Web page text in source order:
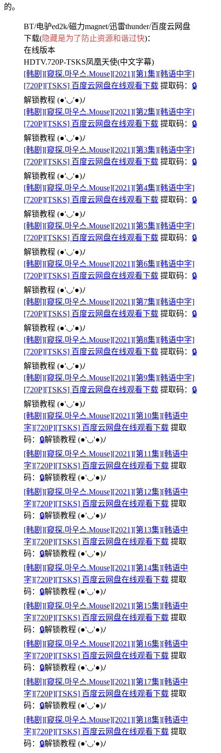
的。
BT/电驴ed2k/磁力magnet/迅雷thunder/百度云网盘
下载(隐藏是为了防止资源和谐过快)：
在线版本
HDTV.720P-TSKS凤凰天使(中文字幕)
[韩剧][窥探.마우스.Mouse][2021][第1集][韩语中字]
[720P][TSKS] 百度云网盘在线观看下载 提取码： 🔒
解锁教程 (●'◡'●)ﾉ
[韩剧][窥探.마우스.Mouse][2021][第2集][韩语中字]
[720P][TSKS] 百度云网盘在线观看下载 提取码： 🔒
解锁教程 (●'◡'●)ﾉ
[韩剧][窥探.마우스.Mouse][2021][第3集][韩语中字]
[720P][TSKS] 百度云网盘在线观看下载 提取码： 🔒
解锁教程 (●'◡'●)ﾉ
[韩剧][窥探.마우스.Mouse][2021][第4集][韩语中字]
[720P][TSKS] 百度云网盘在线观看下载 提取码： 🔒
解锁教程 (●'◡'●)ﾉ
[韩剧][窥探.마우스.Mouse][2021][第5集][韩语中字]
[720P][TSKS] 百度云网盘在线观看下载 提取码： 🔒
解锁教程 (●'◡'●)ﾉ
[韩剧][窥探.마우스.Mouse][2021][第6集][韩语中字]
[720P][TSKS] 百度云网盘在线观看下载 提取码： 🔒
解锁教程 (●'◡'●)ﾉ
[韩剧][窥探.마우스.Mouse][2021][第7集][韩语中字]
[720P][TSKS] 百度云网盘在线观看下载 提取码： 🔒
解锁教程 (●'◡'●)ﾉ
[韩剧][窥探.마우스.Mouse][2021][第8集][韩语中字]
[720P][TSKS] 百度云网盘在线观看下载 提取码： 🔒
解锁教程 (●'◡'●)ﾉ
[韩剧][窥探.마우스.Mouse][2021][第9集][韩语中字]
[720P][TSKS] 百度云网盘在线观看下载 提取码： 🔒
解锁教程 (●'◡'●)ﾉ
[韩剧][窥探.마우스.Mouse][2021][第10集][韩语中
字][720P][TSKS] 百度云网盘在线观看下载 提取
码： 🔒解锁教程 (●'◡'●)ﾉ
[韩剧][窥探.마우스.Mouse][2021][第11集][韩语中
字][720P][TSKS] 百度云网盘在线观看下载 提取
码： 🔒解锁教程 (●'◡'●)ﾉ
[韩剧][窥探.마우스.Mouse][2021][第12集][韩语中
字][720P][TSKS] 百度云网盘在线观看下载 提取
码： 🔒解锁教程 (●'◡'●)ﾉ
[韩剧][窥探.마우스.Mouse][2021][第13集][韩语中
字][720P][TSKS] 百度云网盘在线观看下载 提取
码： 🔒解锁教程 (●'◡'●)ﾉ
[韩剧][窥探.마우스.Mouse][2021][第14集][韩语中
字][720P][TSKS] 百度云网盘在线观看下载 提取
码： 🔒解锁教程 (●'◡'●)ﾉ
[韩剧][窥探.마우스.Mouse][2021][第15集][韩语中
字][720P][TSKS] 百度云网盘在线观看下载 提取
码： 🔒解锁教程 (●'◡'●)ﾉ
[韩剧][窥探.마우스.Mouse][2021][第16集][韩语中
字][720P][TSKS] 百度云网盘在线观看下载 提取
码： 🔒解锁教程 (●'◡'●)ﾉ
[韩剧][窥探.마우스.Mouse][2021][第17集][韩语中
字][720P][TSKS] 百度云网盘在线观看下载 提取
码： 🔒解锁教程 (●'◡'●)ﾉ
[韩剧][窥探.마우스.Mouse][2021][第18集][韩语中
字][720P][TSKS] 百度云网盘在线观看下载 提取
码： 🔒解锁教程 (●'◡'●)ﾉ